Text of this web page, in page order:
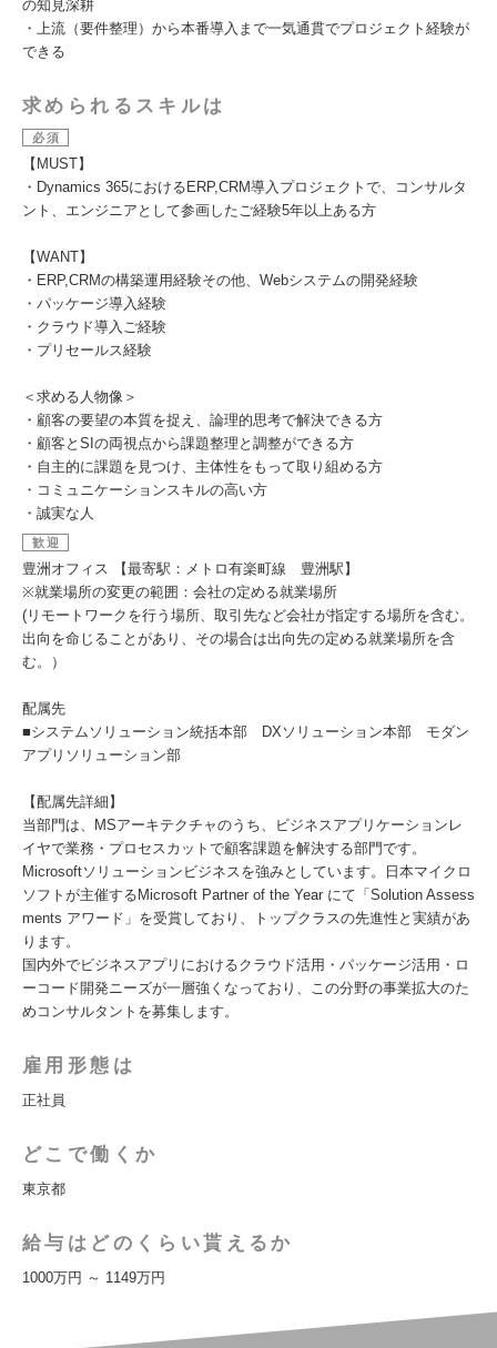
の知見深耕
・上流（要件整理）から本番導入まで一気通貫でプロジェクト経験が
できる
求められるスキルは
必須
【MUST】
・Dynamics 365におけるERP,CRM導入プロジェクトで、コンサルタ
ント、エンジニアとして参画したご経験5年以上ある方
【WANT】
・ERP,CRMの構築運用経験その他、Webシステムの開発経験
・パッケージ導入経験
・クラウド導入ご経験
・プリセールス経験
＜求める人物像＞
・顧客の要望の本質を捉え、論理的思考で解決できる方
・顧客とSIの両視点から課題整理と調整ができる方
・自主的に課題を見つけ、主体性をもって取り組める方
・コミュニケーションスキルの高い方
・誠実な人
歓迎
豊洲オフィス 【最寄駅：メトロ有楽町線 豊洲駅】
※就業場所の変更の範囲：会社の定める就業場所
(リモートワークを行う場所、取引先など会社が指定する場所を含む。
出向を命じることがあり、その場合は出向先の定める就業場所を含
む。）
配属先
■システムソリューション統括本部 DXソリューション本部 モダン
アプリソリューション部
【配属先詳細】
当部門は、MSアーキテクチャのうち、ビジネスアプリケーションレ
イヤで業務・プロセスカットで顧客課題を解決する部門です。
Microsoftソリューションビジネスを強みとしています。日本マイクロ
ソフトが主催するMicrosoft Partner of the Year にて「Solution Assess
ments アワード」を受賞しており、トップクラスの先進性と実績があ
ります。
国内外でビジネスアプリにおけるクラウド活用・パッケージ活用・ロ
ーコード開発ニーズが一層強くなっており、この分野の事業拡大のた
めコンサルタントを募集します。
雇用形態は
正社員
どこで働くか
東京都
給与はどのくらい貰えるか
1000万円 ～ 1149万円